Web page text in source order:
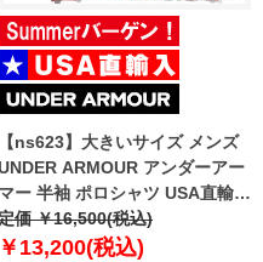
【ns623】大きいサイズ メンズ
ARMOUR アンダーアー
マー 半袖 ポロシャツ USA直輸入
価 ￥16,500(税込)
￥13,200(税込)